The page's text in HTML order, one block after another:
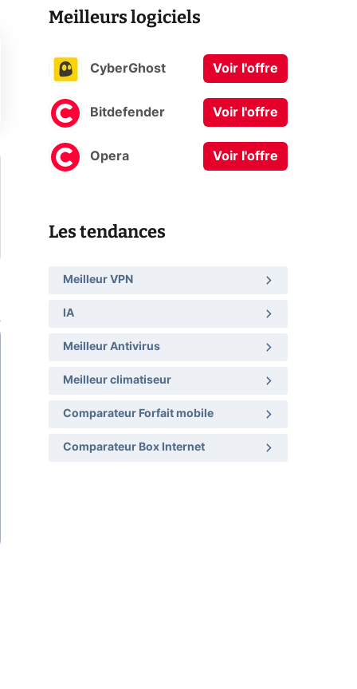
Meilleurs logiciels
CyberGhost Voir l'offre
Bitdefender Voir l'offre
Opera Voir l'offre
Les tendances
Meilleur VPN
IA
Meilleur Antivirus
Meilleur climatiseur
Comparateur Forfait mobile
Comparateur Box Internet